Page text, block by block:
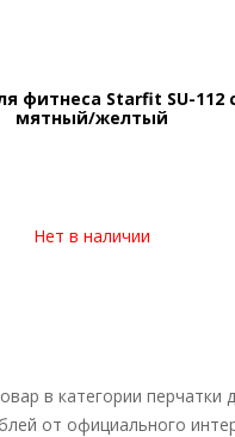
фитнеса Starfit SU-112
мятный/желтый
Нет в наличии
в категории перчатки
от официального